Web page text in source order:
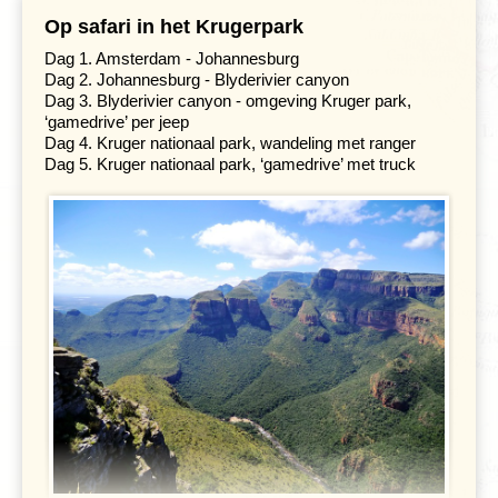
Op safari in het Krugerpark
Dag 1. Amsterdam - Johannesburg
Dag 2. Johannesburg - Blyderivier canyon
Dag 3. Blyderivier canyon - omgeving Kruger park,
‘gamedrive’ per jeep
Dag 4. Kruger nationaal park, wandeling met ranger
Dag 5. Kruger nationaal park, ‘gamedrive’ met truck